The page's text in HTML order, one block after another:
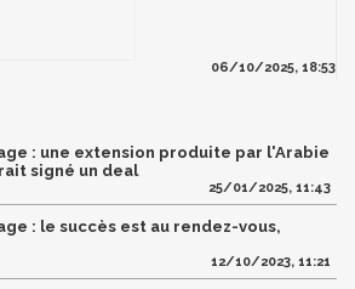
06/10/2025, 18:53
: une extension produite par l'Arabie
signé un deal
25/01/2025, 11:43
: le succès est au rendez-vous,
12/10/2023, 11:21